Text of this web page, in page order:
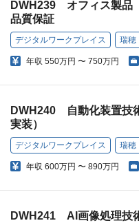
DWH239 オフィス製品
品質保証
デジタルワークプレイス 瑞穂
年収 550万円 〜 750万円
DWH240 自動化装置技
実装）
デジタルワークプレイス 瑞穂
年収 600万円 〜 890万円
DWH241 AI画像処理技